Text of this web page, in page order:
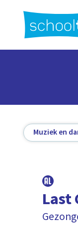
hoofdinhoud
Muziek en
Last